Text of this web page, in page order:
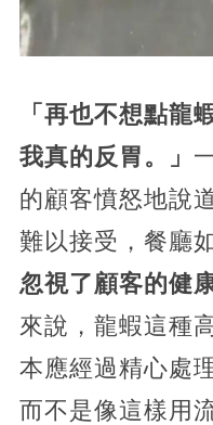
「再也不想點龍
我真的反胃。」
的顧客憤怒地說
難以接受，餐廳
忽視了顧客的健
來說，龍蝦這種
本應經過精心處
而不是像這樣用